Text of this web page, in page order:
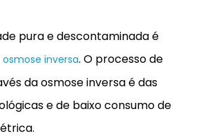
pura e descontaminada é
osmose inversa. O processo de
da osmose inversa é das
e de baixo consumo de